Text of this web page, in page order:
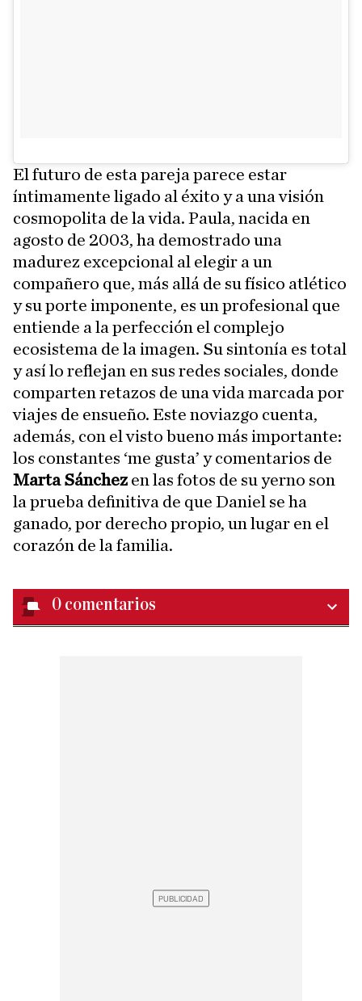
El futuro de esta pareja parece estar
íntimamente ligado al éxito y a una visión
cosmopolita de la vida. Paula, nacida en
agosto de 2003, ha demostrado una
madurez excepcional al elegir a un
compañero que, más allá de su físico atlético
y su porte imponente, es un profesional que
entiende a la perfección el complejo
ecosistema de la imagen. Su sintonía es total
y así lo reflejan en sus redes sociales, donde
comparten retazos de una vida marcada por
viajes de ensueño. Este noviazgo cuenta,
además, con el visto bueno más importante:
los constantes ‘me gusta’ y comentarios de
Marta Sánchezen las fotos de su yerno son
la prueba definitiva de que Daniel se ha
ganado, por derecho propio, un lugar en el
corazón de la familia.
0 comentarios